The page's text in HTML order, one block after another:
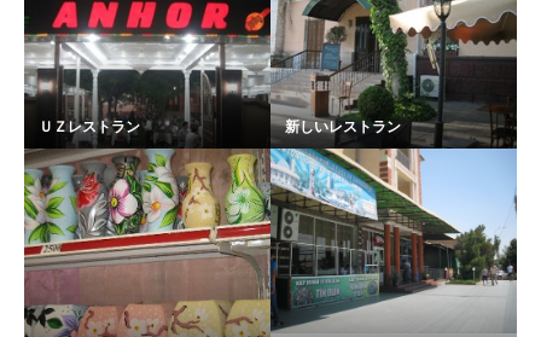
ＵＺレストラン 新しいレストラン